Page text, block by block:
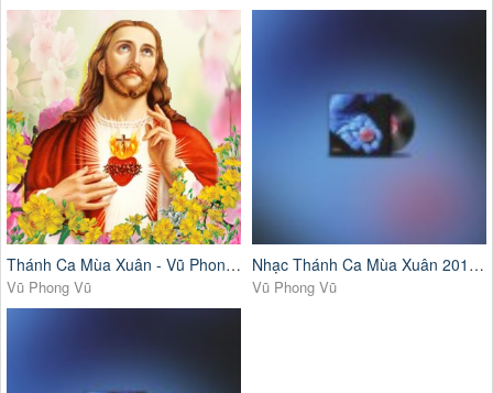
Thánh Ca Mùa Xuân - Vũ Phong Vũ
Vũ Phong Vũ
Nhạc Thánh Ca Mùa Xuân 2018 Đặc Biệt
Vũ Phong Vũ